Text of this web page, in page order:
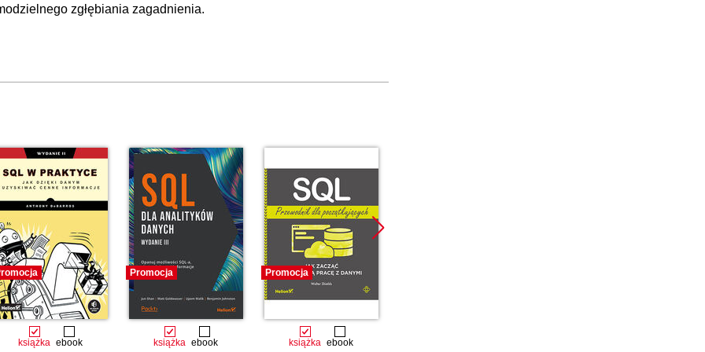
00:07:23
00:08:05
00:08:56
00:03:26
00:03:40
00:02:00
00:19:00
zgłębiania zagadnienia.
książka ebook
Promocja
książka ebook
Promocja
książka ebook